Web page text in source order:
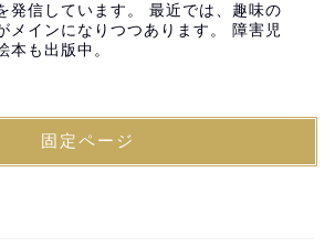
発信しています。 最近では、趣味の
メインになりつつあります。 障害児
本も出版中。
固定ページ